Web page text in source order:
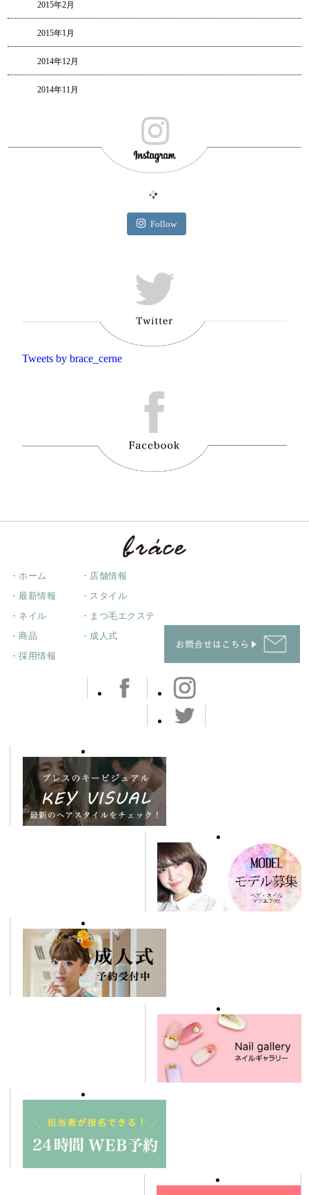
2015年2月
2015年1月
2014年12月
2014年11月
Follow
Tweets by brace_cerne
・ホーム ・店舗情報
・最新情報 ・スタイル
・ネイル ・まつ毛エクステ
・商品 ・成人式
・採用情報